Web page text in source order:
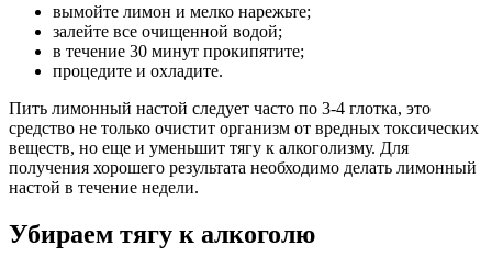
вымойте лимон и мелко нарежьте;
залейте все очищенной водой;
в течение 30 минут прокипятите;
процедите и охладите.
Пить лимонный настой следует часто по 3-4 глотка, это
средство не только очистит организм от вредных токсических
веществ, но еще и уменьшит тягу к алкоголизму. Для
получения хорошего результата необходимо делать лимонный
настой в течение недели.
Убираем тягу к алкоголю